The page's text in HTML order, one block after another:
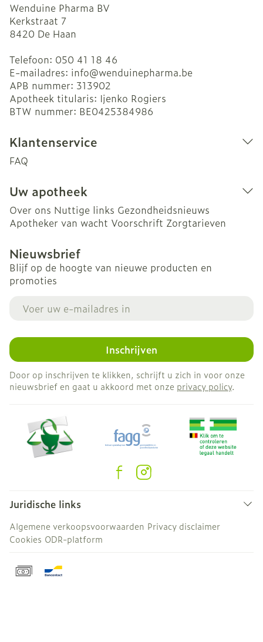
Wenduine Pharma BV
Kerkstraat 7
8420 De Haan
Telefoon: 050 41 18 46
E-mailadres: info@wenduinepharma.be
APB nummer: 313902
Apotheek titularis: Ijenko Rogiers
BTW nummer: BE0425384986
Klantenservice
FAQ
Uw apotheek
Over ons Nuttige links Gezondheidsnieuws
Apotheker van wacht Voorschrift Zorgtarieven
Nieuwsbrief
Blijf op de hoogte van nieuwe producten en
promoties
Inschrijven
Door op inschrijven te klikken, schrijft u zich in voor onze
nieuwsbrief en gaat u akkoord met onze privacy policy.
Juridische links
Algemene verkoopsvoorwaarden Privacy disclaimer
Cookies ODR-platform